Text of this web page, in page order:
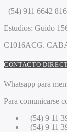
+(54) 911 6642
Estudios: Guido
C1016ACG.
CONTACTO
Whatsapp para
Para comunicarse
+ (54) 9 11
+ (54) 9 11